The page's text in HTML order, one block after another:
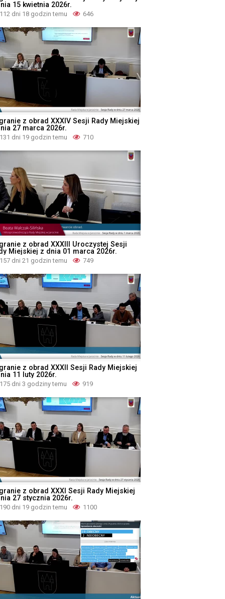
15 kwietnia 2026r.
112 dni 18 godzin temu 646
z obrad XXXIV Sesji Rady Miejskiej
27 marca 2026r.
131 dni 19 godzin temu 710
z obrad XXXIII Uroczystej Sesji
Miejskiej z dnia 01 marca 2026r.
157 dni 21 godzin temu 749
z obrad XXXII Sesji Rady Miejskiej
11 luty 2026r.
175 dni 3 godziny temu 919
z obrad XXXI Sesji Rady Miejskiej
27 stycznia 2026r.
190 dni 19 godzin temu 1100